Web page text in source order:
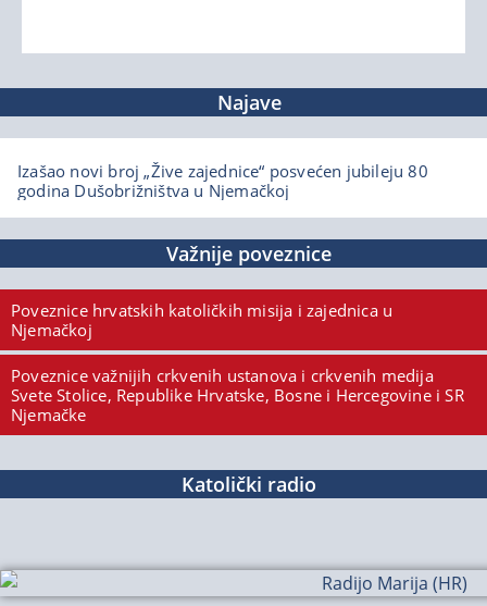
Najave
Izašao novi broj „Žive zajednice“ posvećen jubileju 80
godina Dušobrižništva u Njemačkoj
Važnije poveznice
Poveznice hrvatskih katoličkih misija i zajednica u
Njemačkoj
Poveznice važnijih crkvenih ustanova i crkvenih medija
Svete Stolice, Republike Hrvatske, Bosne i Hercegovine i SR
Njemačke
Katolički radio